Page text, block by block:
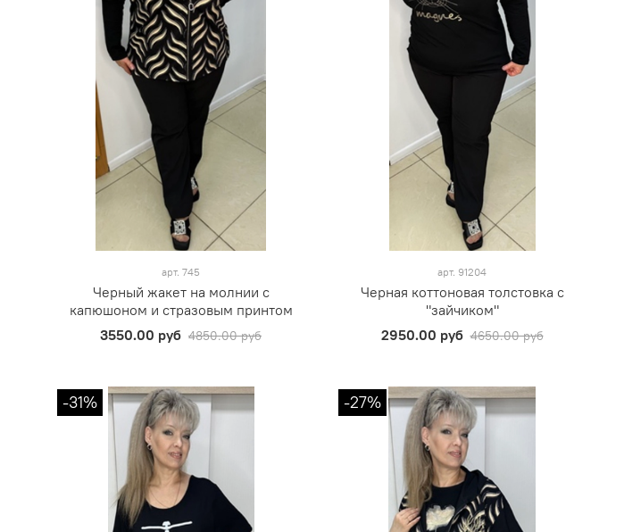
арт.745
Черный жакет на молнии с
капюшоном и стразовым принтом
3550.00 руб 4850.00 руб
арт. 91204
Черная коттоновая толстовка с
"зайчиком"
2950.00 руб 4650.00 руб
-31% -27%